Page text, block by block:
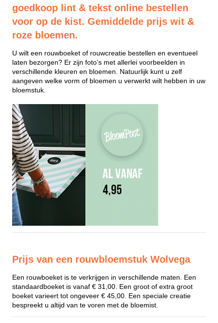
goedkoop lint & tekst online bestellen
voor op de kist. Gemiddelde prijs wit &
roze bloemen.
U wilt een rouwboeket of rouwcreatie bestellen en eventueel
laten bezorgen? Er zijn foto’s met allerlei voorbeelden in
verschillende kleuren en bloemen. Natuurlijk kunt u zelf
aangeven welke vorm of bloemen u verwerkt wilt hebben in uw
bloemstuk.
Prijs van een rouwbloemstuk Wolvega
Een rouwboeket is te verkrijgen in verschillende maten. Een
standaardboeket is vanaf € 31,00. Een groot of extra groot
boeket varieert tot ongeveer € 45,00. Een speciale creatie
bespreekt u altijd van te voren met de bloemist.